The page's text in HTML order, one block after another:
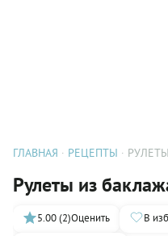
ГЛАВНАЯ РЕЦЕПТЫ
Рулеты из
5.00 (2)Оценить В